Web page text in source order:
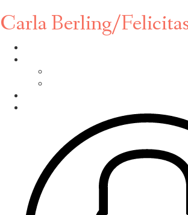
Carla Berling/